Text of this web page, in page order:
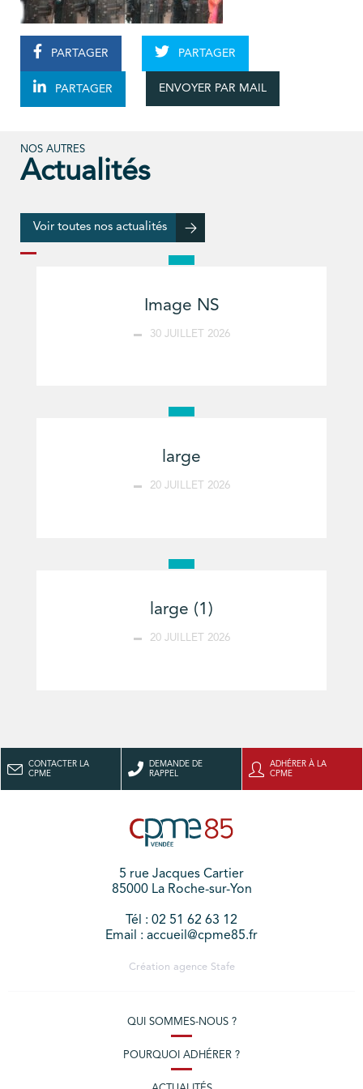
PARTAGER PARTAGER
PARTAGER ENVOYER PAR MAIL
NOS AUTRES
Actualités
Voir toutes nos actualités
Image NS
30 JUILLET 2026
large
20 JUILLET 2026
large (1)
20 JUILLET 2026
CONTACTER LA
CPME
DEMANDE DE
RAPPEL
ADHÉRER À LA
CPME
5 rue Jacques Cartier
85000 La Roche-sur-Yon
Tél : 02 51 62 63 12
Email : accueil@cpme85.fr
Création agence Stafe
QUI SOMMES-NOUS ?
POURQUOI ADHÉRER ?